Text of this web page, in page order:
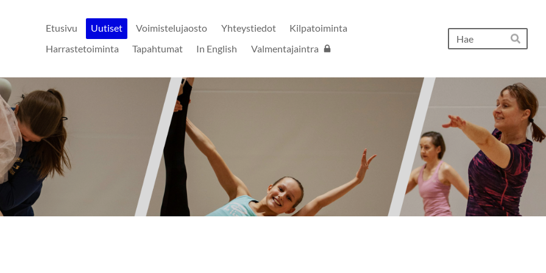
Etusivu Uutiset Voimistelujaosto Yhteystiedot
Kilpatoiminta
Harrastetoiminta
Tapahtumat In English Valmentajaintra Hae